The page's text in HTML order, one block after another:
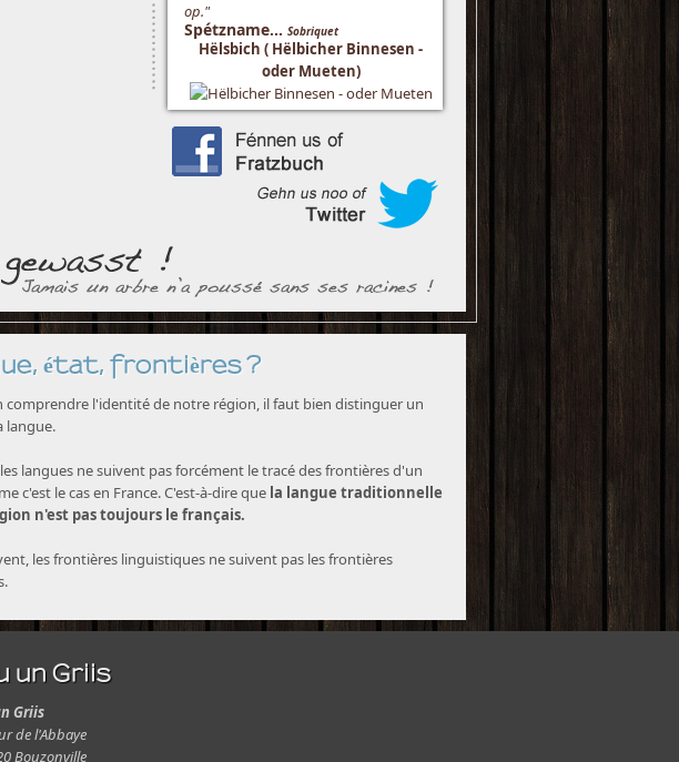
op."
Spétzname... Sobriquet
Hëlsbich ( Hëlbicher Binnesen -
oder Mueten)
état, frontières ?
comprendre l'identité de notre région, il faut bien distinguer un
langue.
langues ne suivent pas forcément le tracé des frontières d'un
c'est le cas en France. C'est-à-dire que la langue traditionnelle
n'est pas toujours le français.
les frontières linguistiques ne suivent pas les frontières
un Griis
Griis
de l'Abbaye
Bouzonville